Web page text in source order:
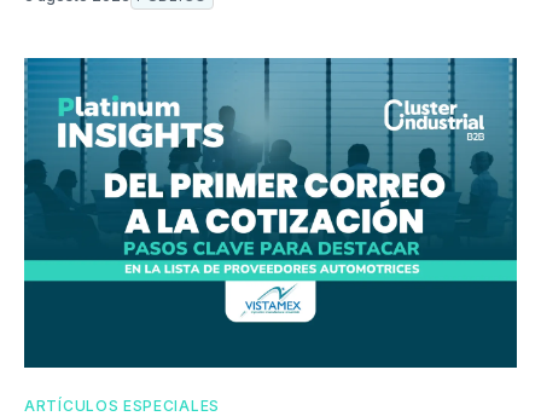
ARTÍCULOS ESPECIALES